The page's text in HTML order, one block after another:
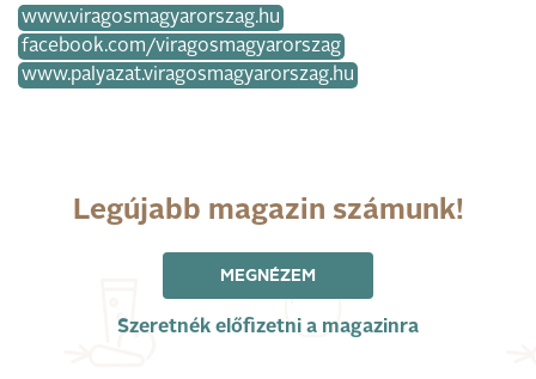
www.viragosmagyarorszag.hu
facebook.com/viragosmagyarorszag
www.palyazat.viragosmagyarorszag.hu
Legújabb magazin számunk!
MEGNÉZEM
Szeretnék előfizetni a magazinra